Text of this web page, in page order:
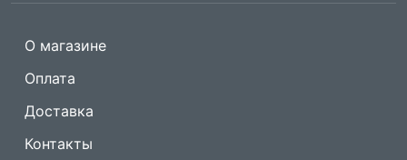
О магазине
Оплата
Доставка
Контакты